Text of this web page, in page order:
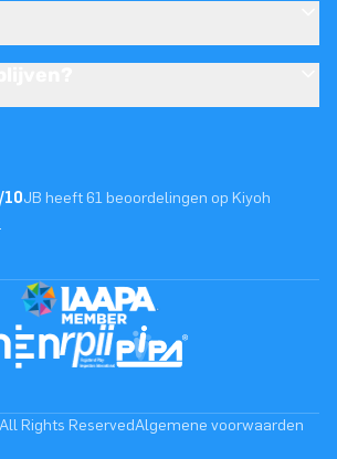
10JB heeft 61 beoordelingen op Kiyoh
Rights ReservedAlgemene voorwaarden